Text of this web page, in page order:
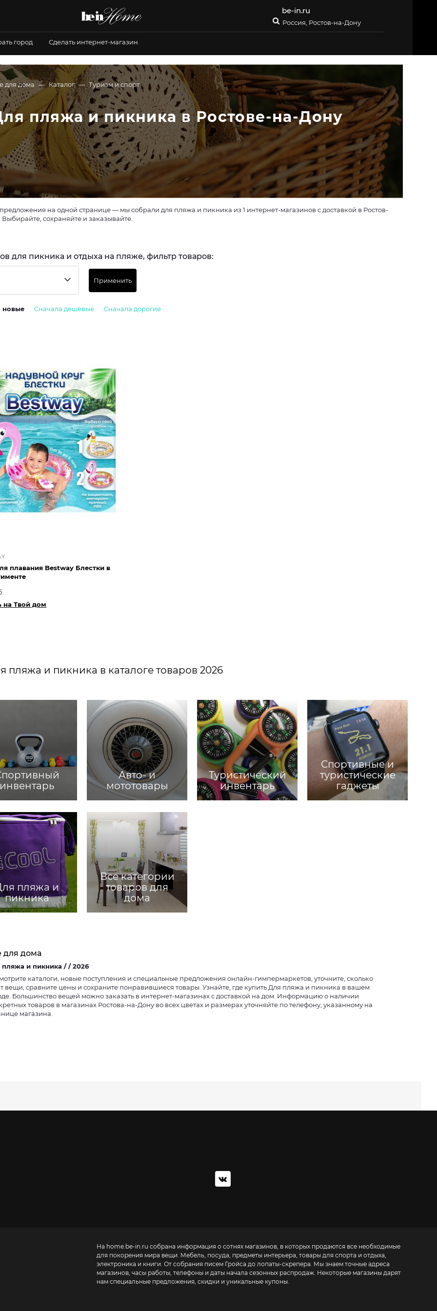
be-in.ru
Россия, Ростов-на-Дону
город Сделать интернет-магазин
для дома Каталог Туризм и спорт
пляжа и пикника в Ростове-на-Дону
на одной странице — мы собрали для пляжа и пикника из 1 интернет-магазинов с доставкой в Ростов-
сохраняйте и заказывайте.
для пикника и отдыха на пляже, фильтр товаров:
Применить
новые Сначала дешёвые Сначала дорогие
плавания Bestway Блестки в
на Твой дом
пляжа и пикника в каталоге товаров 2026
инвентарь
Авто- и
мототовары
Туристический
инвентарь
Спортивные и
туристические
гаджеты
пляжа и
пикника
Все категории
товаров для
дома
для дома
Для пляжа и пикника / / 2026
каталоги, новые поступления и специальные предложения онлайн-гимпермаркетов, уточните, сколько
вещи, сравните цены и сохраните понравившиеся товары. Узнайте, где купить Для пляжа и пикника в вашем
Большинство вещей можно заказать в интернет-магазинах с доставкой на дом. Информацию о наличии
товаров в магазинах Ростова-на-Дону во всех цветах и размерах уточняйте по телефону, указанному на
магазина.
На home.be-in.ru собрана информация о сотнях магазинов, в которых продаются все необходимые
для покорения мира вещи. Мебель, посуда, предметы интерьера, товары для спорта и отдыха,
электроника и книги. От собрания писем Гройса до лопаты-скрепера. Мы знаем точные адреса
магазинов, часы работы, телефоны и даты начала сезонных распродаж. Некоторые магазины дарят
нам специальные предложения, скидки и уникальные купоны.